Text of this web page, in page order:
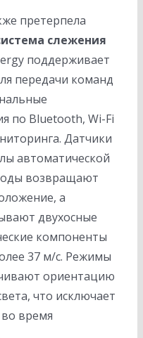
претерпела
слежения
поддерживает
передачи команд
по Bluetooth, Wi-Fi
Датчики
автоматической
возвращают
а
двухосные
компоненты
37 м/с. Режимы
ориентацию
что исключает
время